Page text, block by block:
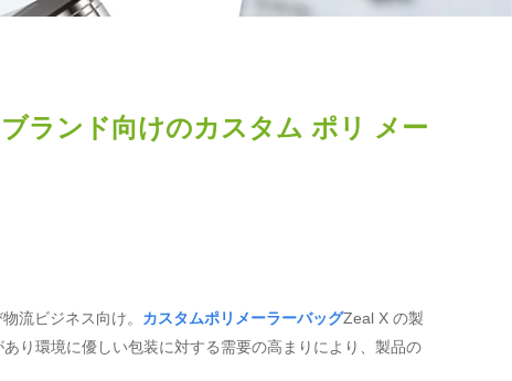
ランド向けのカスタム ポリ メー
流ビジネス向け。 カスタムポリメーラーバッグZeal X の製
り環境に優しい包装に対する需要の高まりにより、製品の